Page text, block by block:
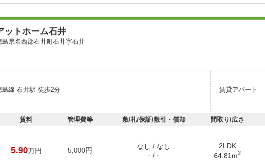
ットホーム石井
島県名西郡石井町石井字石井
島線 石井駅 徒歩2分 賃貸アパート
賃料 管理費等 敷/礼/保証/敷引・償却 間取り/広さ
5.90万円 5,000円
なし / なし
- / -
2LDK
64.81m2